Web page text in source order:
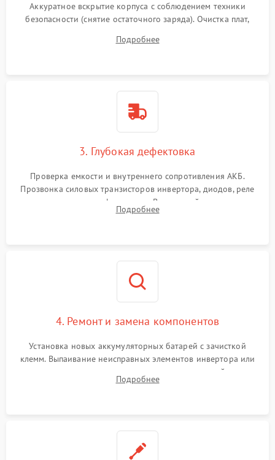
Аккуратное вскрытие корпуса с соблюдением техники
безопасности (снятие остаточного заряда). Очистка плат,
и кистей для предотвращения перегрева и замыканий.
Подробнее
3. Глубокая дефектовка
Проверка емкости и внутреннего сопротивления АКБ.
Прозвонка силовых транзисторов инвертора, диодов, реле
переключения и трансформатора. Визуальный поиск вздутых
конденсаторов и прогаров на печатной плате.
Подробнее
4. Ремонт и замена компонентов
Установка новых аккумуляторных батарей с зачисткой
клемм. Выпаивание неисправных элементов инвертора или
цепи зарядки и монтаж новых радиодеталей.
Восстановление поврежденных токоведущих дорожек и
Подробнее